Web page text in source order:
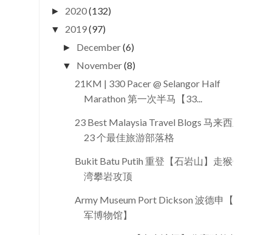
► 2020(132)
▼ 2019(97)
► December(6)
▼ November(8)
21KM | 330 Pacer @ Selangor Half
Marathon 第一次半马【33...
23 Best Malaysia Travel Blogs 马来西亚
23 个最佳旅游部落格
Bukit Batu Putih 重登【石岩山】走猴子
湾攀岩攻顶
Army Museum Port Dickson 波德申【陆
军博物馆】